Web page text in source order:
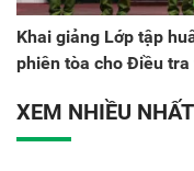
Khai giảng Lớp tập
phiên tòa cho Điều
XEM NHIỀU NHẤT